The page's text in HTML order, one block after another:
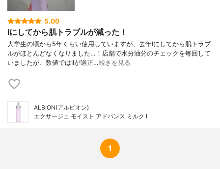
5.00
Iにしてから肌トラブルが減った！
大学生の頃から5年くらい使用していますが、去年Iにしてから肌トラブ
ルがほとんどなくなりました…！店舗で水分油分のチェックを毎回して
いましたが、数値ではIIが適正…続きを見る
ALBION(アルビオン)
エクサージュ モイスト アドバンス ミルク I
1